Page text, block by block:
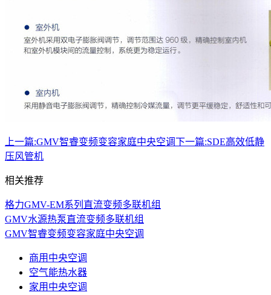
上一篇:GMV智睿变频变容家庭中央空调下一篇:SDE高效低静
压风管机
相关推荐
格力GMV-EM系列直流变频多联机组
GMV水源热泵直流变频多联机组
GMV智睿变频变容家庭中央空调
商用中央空调
空气能热水器
家用中央空调